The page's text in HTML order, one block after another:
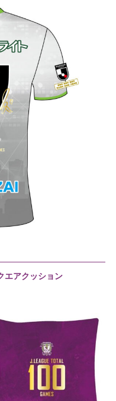
エアクッション